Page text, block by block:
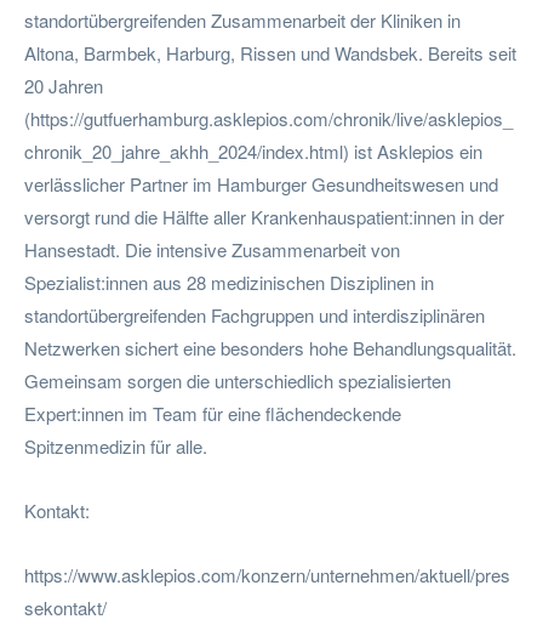
standortübergreifenden Zusammenarbeit der Kliniken in
Altona, Barmbek, Harburg, Rissen und Wandsbek. Bereits seit
20 Jahren
(https://gutfuerhamburg.asklepios.com/chronik/live/asklepios_
chronik_20_jahre_akhh_2024/index.html) ist Asklepios ein
verlässlicher Partner im Hamburger Gesundheitswesen und
versorgt rund die Hälfte aller Krankenhauspatient:innen in der
Hansestadt. Die intensive Zusammenarbeit von
Spezialist:innen aus 28 medizinischen Disziplinen in
standortübergreifenden Fachgruppen und interdisziplinären
Netzwerken sichert eine besonders hohe Behandlungsqualität.
Gemeinsam sorgen die unterschiedlich spezialisierten
Expert:innen im Team für eine flächendeckende
Spitzenmedizin für alle.
Kontakt:
https://www.asklepios.com/konzern/unternehmen/aktuell/pres
sekontakt/